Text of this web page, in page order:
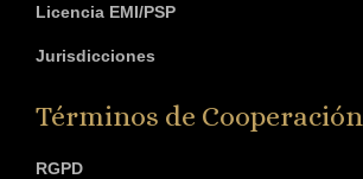
Licencia EMI/PSP
Jurisdicciones
Términos de Cooperación
RGPD